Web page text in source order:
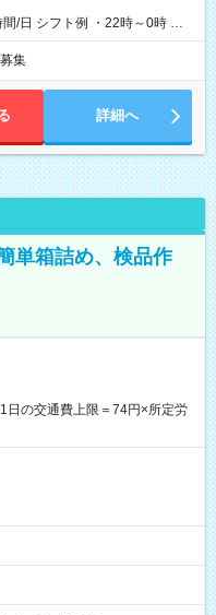
/日 シフト例 ・22時～0時 入
上、申請してください。
集
詳細へ
単箱詰め、検品作
の交通費上限＝74円×所定労